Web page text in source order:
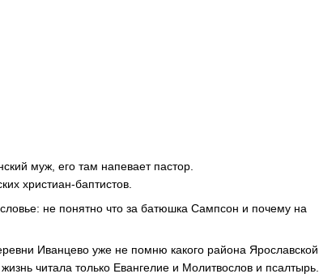
муж, его там напевает пастор.
христиан-баптистов.
не понятно что за батюшка Сампсон и почему на
Иванцево уже не помню какого района Ярославской
читала только Евангелие и Молитвослов и псалтырь.